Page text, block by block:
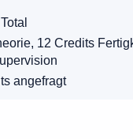
12 Credits
angefragt